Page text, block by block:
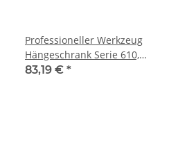
Professioneller Werkzeug
Hängeschrank Serie 610,
WEBER
83,19 € *